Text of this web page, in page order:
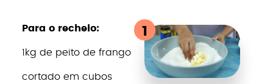
Para o recheio:
1kg de peito de frango
cortado em cubos
1